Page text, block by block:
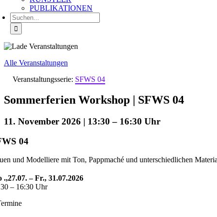
PUBLIKATIONEN
Suche
nach:
Alle Veranstaltungen
Veranstaltungsserie: SFWS 04
Sommerferien Workshop | SFWS 04
11. November 2026 | 13:30 – 16:30
04
und Modelliere mit Ton, Pappmaché und unterschiedlichen
.,27.07. – Fr., 31.07.2026
– 16:30 Uhr